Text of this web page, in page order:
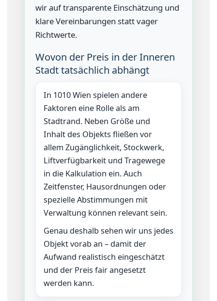
wir auf transparente Einschätzung und
klare Vereinbarungen statt vager
Richtwerte.
Wovon der Preis in der Inneren
Stadt tatsächlich abhängt
In 1010 Wien spielen andere
Faktoren eine Rolle als am
Stadtrand. Neben Größe und
Inhalt des Objekts fließen vor
allem Zugänglichkeit, Stockwerk,
Liftverfügbarkeit und Tragewege
in die Kalkulation ein. Auch
Zeitfenster, Hausordnungen oder
spezielle Abstimmungen mit
Verwaltung können relevant sein.
Genau deshalb sehen wir uns jedes
Objekt vorab an – damit der
Aufwand realistisch eingeschätzt
und der Preis fair angesetzt
werden kann.